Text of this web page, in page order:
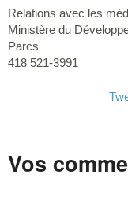
Relations avec les
Ministère du
Parcs
418 521-3991
Vos